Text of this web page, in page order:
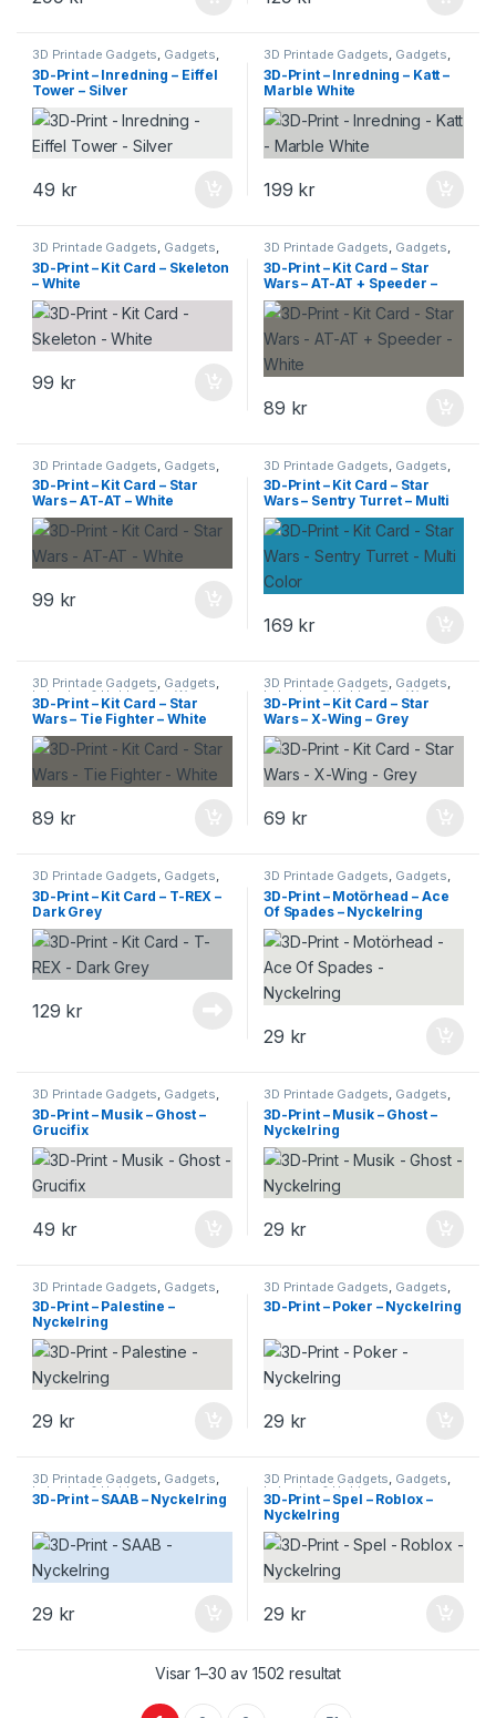
3D Printade Gadgets, Gadgets,
Leksaker & Hobby
3D-Print – Inredning – Eiffel
Tower – Silver
49 kr
3D Printade Gadgets, Gadgets,
Leksaker & Hobby
3D-Print – Inredning – Katt –
Marble White
199 kr
3D Printade Gadgets, Gadgets,
Leksaker & Hobby
3D-Print – Kit Card – Skeleton
– White
99 kr
3D Printade Gadgets, Gadgets,
Leksaker & Hobby Star Wars
3D-Print – Kit Card – Star
Wars – AT-AT + Speeder –
White
89 kr
3D Printade Gadgets Gadgets
Leksaker & Hobby Star Wars
3D-Print – Kit Card – Star
Wars – AT-AT – White
99 kr
3D Printade Gadgets Gadgets
Leksaker & Hobby Star Wars
3D-Print – Kit Card – Star
Wars – Sentry Turret – Multi
Color
169 kr
3D Printade Gadgets, Gadgets,
Leksaker & Hobby Star Wars
3D-Print – Kit Card – Star
Wars – Tie Fighter – White
89 kr
3D Printade Gadgets, Gadgets,
Leksaker & Hobby Star Wars
3D-Print – Kit Card – Star
Wars – X-Wing – Grey
69 kr
3D Printade Gadgets, Gadgets,
Leksaker & Hobby
3D-Print – Kit Card – T-REX –
Dark Grey
129 kr
3D Printade Gadgets, Gadgets,
Leksaker & Hobby
3D-Print – Motörhead – Ace
Of Spades – Nyckelring
29 kr
3D Printade Gadgets, Gadgets,
Leksaker & Hobby
3D-Print – Musik – Ghost –
Grucifix
49 kr
3D Printade Gadgets, Gadgets,
Leksaker & Hobby
3D-Print – Musik – Ghost –
Nyckelring
29 kr
3D Printade Gadgets Gadgets
Leksaker & Hobby
3D-Print – Palestine –
Nyckelring
29 kr
3D Printade Gadgets Gadgets
Leksaker & Hobby
3D-Print – Poker – Nyckelring
29 kr
3D Printade Gadgets, Gadgets,
Leksaker & Hobby
3D-Print – SAAB – Nyckelring
29 kr
3D Printade Gadgets, Gadgets,
Leksaker & Hobby
3D-Print – Spel – Roblox –
Nyckelring
29 kr
Visar 1–30 av 1502 resultat